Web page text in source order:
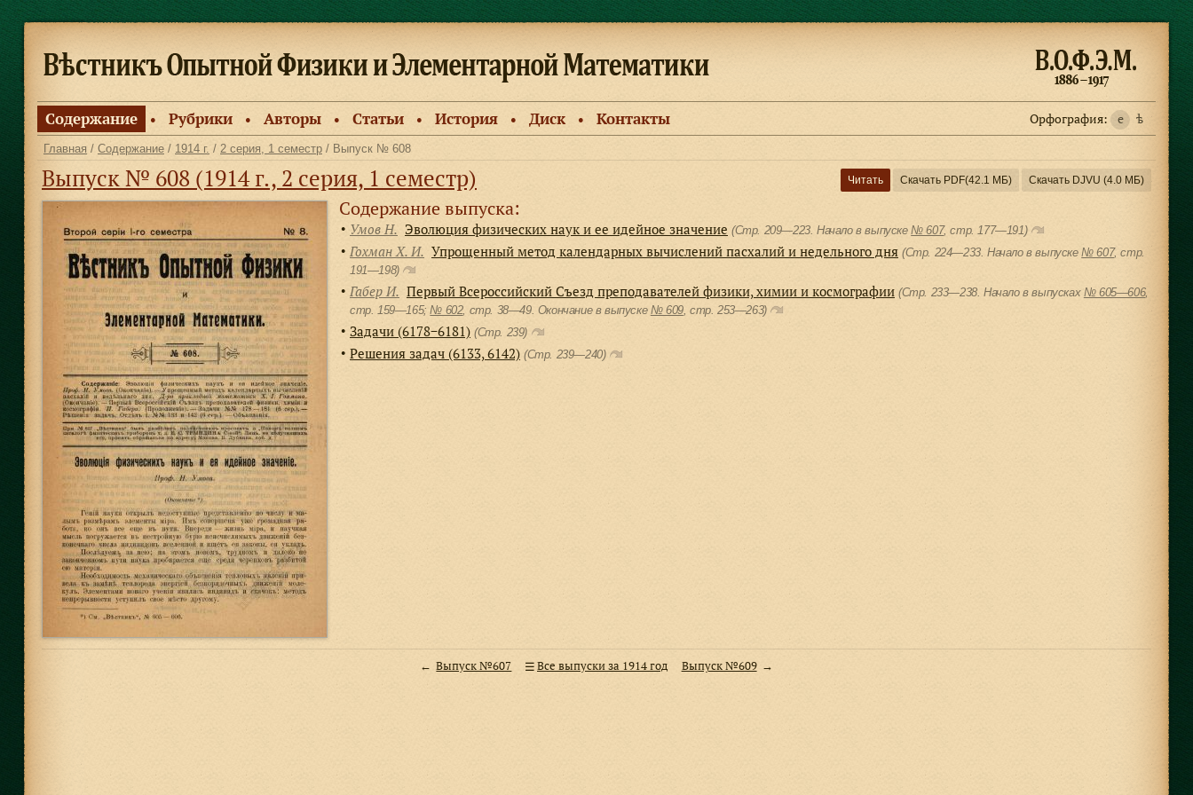
Содержание ● Рубрики ● Авторы ● Статьи ● История ● Диск ● Контакты Орфография: e ѣ
Главная / Содержание / 1914 г. / 2 серия, 1 семестр / Выпуск № 608
Читать Скачать PDF(42.1 МБ) Скачать DJVU (4.0 МБ)
Выпуск № 608 (1914 г., 2 серия, 1 семестр)
Содержание выпуска:
● Умов Н. Эволюция физических наук и ее идейное значение (Стр. 209—223. Начало в выпуске№ 607, cтр. 177—191)
● Гохман Х. И. Упрощенный метод календарных вычислений пасхалий и недельного дня (Стр. 224—233. Начало в выпуске№ 607, cтр.
191—198)
● Габер И. Первый Всероссийский Съезд преподавателей физики, химии и космографии (Стр. 233—238. Начало в выпусках № 605—606,
cтр. 159—165;№ 602, cтр. 38—49. Окончание в выпуске № 609, cтр. 253—263)
● Задачи (6178−6181) (Стр. 239)
● Решения задач (6133, 6142) (Стр. 239—240)
Выпуск №607 Все выпуски за 1914 год Выпуск №609